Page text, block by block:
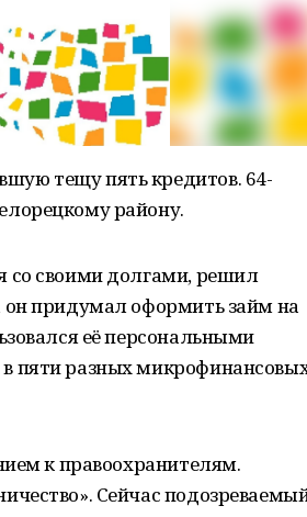
тещу пять кредитов. 64-
району.
со своими долгами, решил
он придумал оформить займ на
её персональными
пяти разных
к правоохранителям.
Сейчас